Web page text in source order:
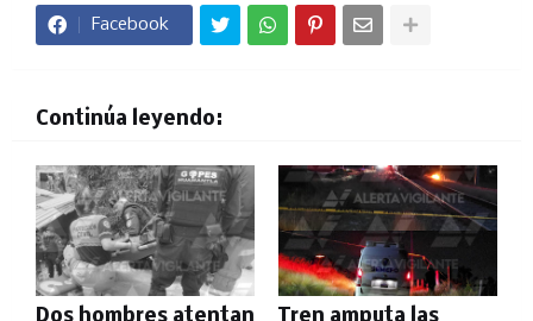
Facebook
Continúa leyendo: